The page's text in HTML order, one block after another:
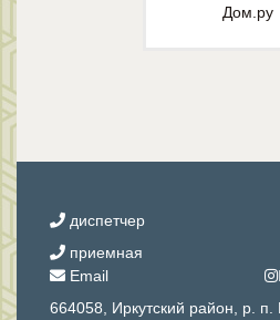
Дом.ру
диспетчер
приемная
Email
664058, Иркутский район, р. п.